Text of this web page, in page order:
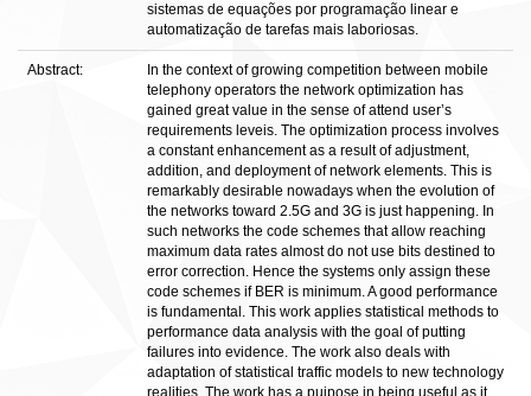
sistemas de equações por programação linear e
automatização de tarefas mais laboriosas.
Abstract:
In the context of growing competition between mobile
telephony operators the network optimization has
gained great value in the sense of attend user’s
requirements leveis. The optimization process involves
a constant enhancement as a result of adjustment,
addition, and deployment of network elements. This is
remarkably desirable nowadays when the evolution of
the networks toward 2.5G and 3G is just happening. In
such networks the code schemes that allow reaching
maximum data rates almost do not use bits destined to
error correction. Hence the systems only assign these
code schemes if BER is minimum. A good performance
is fundamental. This work applies statistical methods to
performance data analysis with the goal of putting
failures into evidence. The work also deals with
adaptation of statistical traffic models to new technology
realities. The work has a puipose in being useful as it